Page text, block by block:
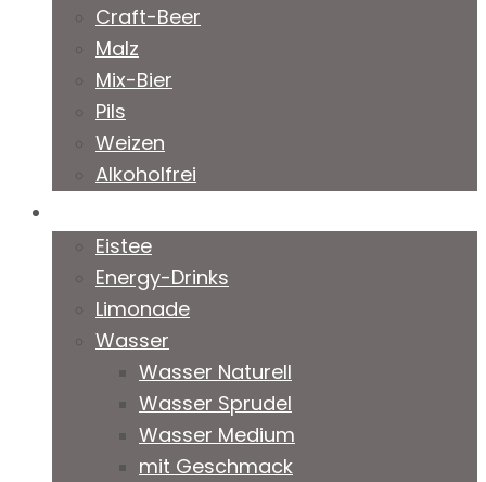
Craft-Beer
Malz
Mix-Bier
Pils
Weizen
Alkoholfrei
Eistee
Energy-Drinks
Limonade
Wasser
Wasser Naturell
Wasser Sprudel
Wasser Medium
mit Geschmack